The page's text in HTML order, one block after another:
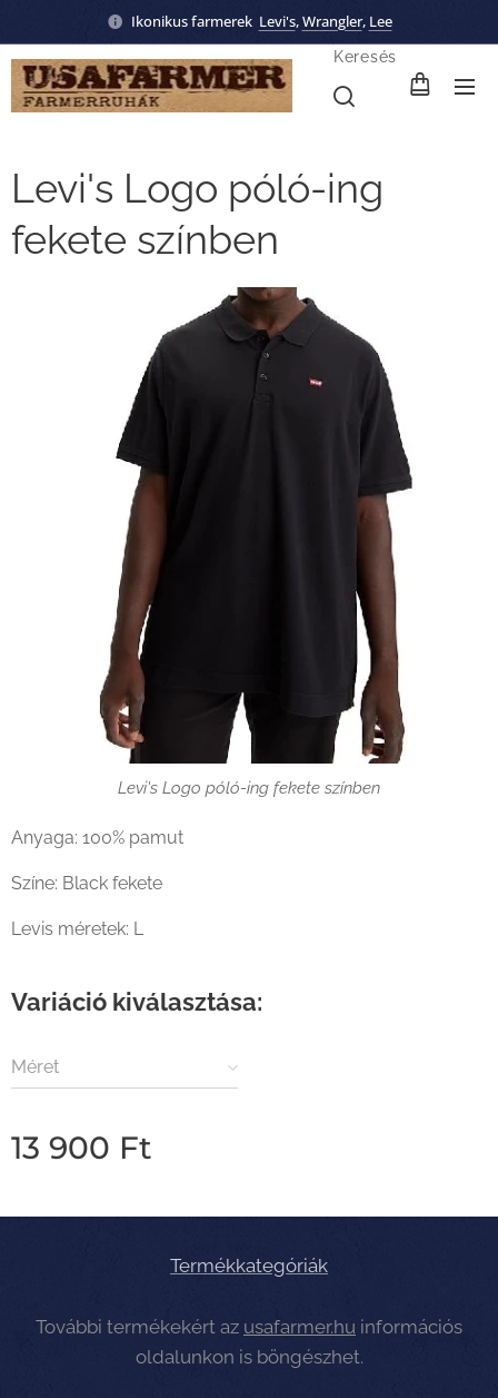
Ikonikus farmerek Levi's,Wrangler, Lee
Keresés
Levi's Logo póló-ing
fekete színben
Levi's Logo póló-ing fekete színben
Anyaga: 100% pamut
Színe: Black fekete
Levis méretek: L
Variáció kiválasztása:
Méret
13 900 Ft
Termékkategóriák
További termékekért az usafarmer.hu információs
oldalunkon is böngészhet.